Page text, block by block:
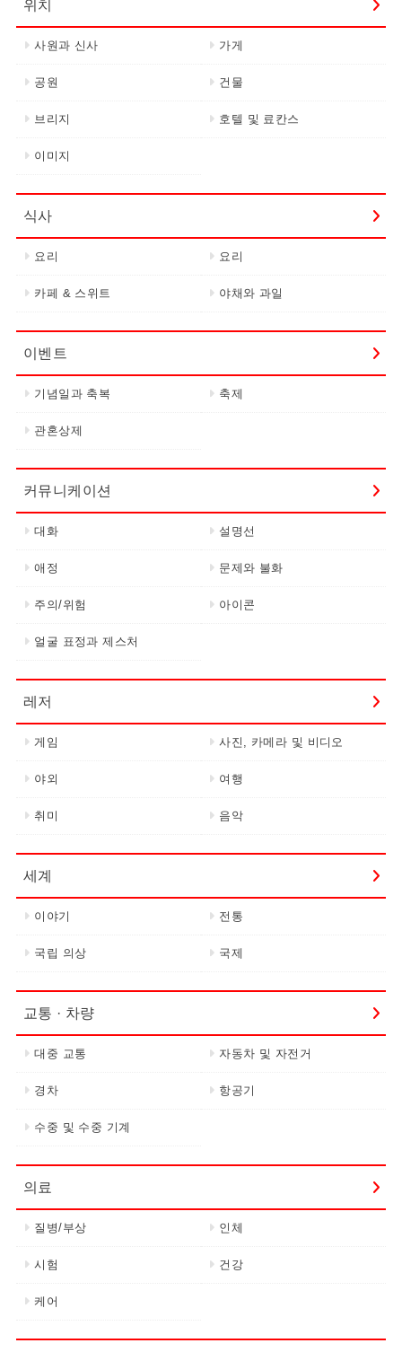
위치
사원과 신사 가게
공원 건물
브리지 호텔 및 료칸스
이미지
식사
요리 요리
카페 & 스위트 야채와 과일
이벤트
기념일과 축복 축제
관혼상제
커뮤니케이션
대화 설명선
애정 문제와 불화
주의/위험 아이콘
얼굴 표정과 제스처
레저
게임 사진, 카메라 및 비디오
야외 여행
취미 음악
세계
이야기 전통
국립 의상 국제
교통 · 차량
대중 교통 자동차 및 자전거
경차 항공기
수중 및 수중 기계
의료
질병/부상 인체
시험 건강
케어